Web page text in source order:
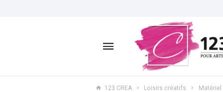
123 CREA Loisirs créatifs